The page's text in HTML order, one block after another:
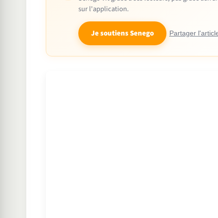
sur l'application.
Je soutiens Senego Partager